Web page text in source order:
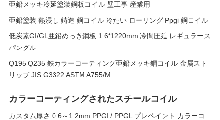
亜鉛メッキ冷延塗装鋼板コイル 壁工事 産業用
亜鉛塗装 熱浸し 鋳造 鋼コイル 冷たい ローリング Ppgi 鋼コイル
低炭素GI/GL亜鉛めっき鋼板 1.6*1220mm 冷間圧延 レギュラース
パングル
Q195 Q235 鉄カラーコーティング亜鉛メッキ鋼コイル 金属スト
リップ JIS G3322 ASTM A755/M
カラーコーティングされたスチールコイル
カスタム厚さ 0.6～1.2mm PPGI / PPGL プレペイント カラーコ